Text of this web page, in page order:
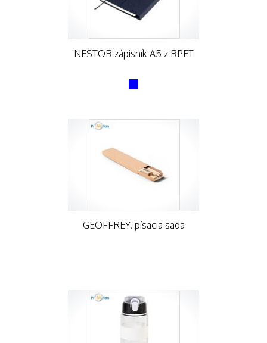
NESTOR zápisník A5 z RPET
GEOFFREY. písacia sada